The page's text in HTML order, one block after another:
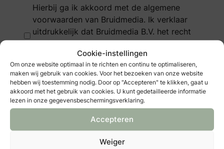
Cookie-instellingen
Om onze website optimaal in te richten en continu te optimaliseren,
maken wij gebruik van cookies. Voor het bezoeken van onze website
hebben wij toestemming nodig. Door op "Accepteren" te klikken, gaat u
akkoord met het gebruik van cookies. U kunt gedetailleerde informatie
lezen in onze gegevensbeschermingsverklaring.
Accepteren
Weiger
Hierbij ga ik akkoord met de algemene
voorwaarden van Bruidmedia. Ik verklaar
uitdrukkelijk dat Bruidmedia B.V. het recht
heeft om de ingediende foto’s op al haar
media (print, online, sociale media) te
publiceren.